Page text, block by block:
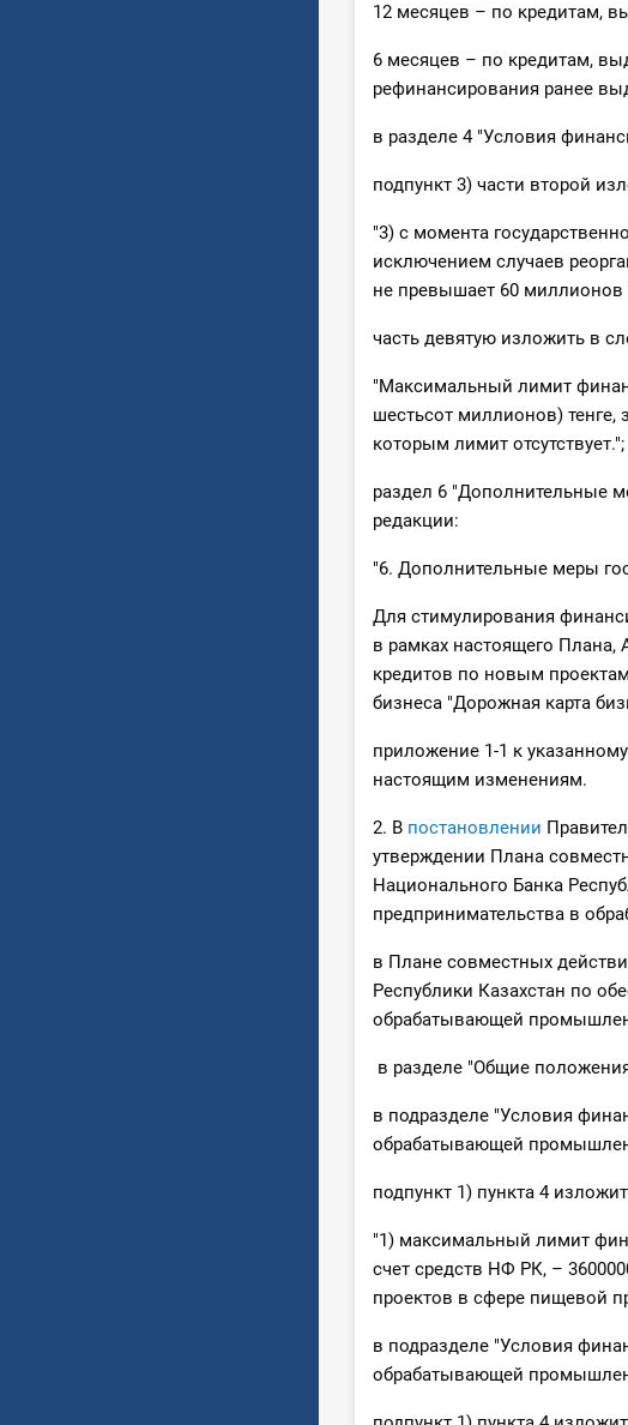
12 месяцев – по кредитам,
6 месяцев – по кредитам,
рефинансирования ранее
в разделе 4 "Условия
подпункт 3) части второй
"3) с момента
исключением случаев
не превышает 60 миллионов
часть девятую изложить в
"Максимальный лимит
шестьсот миллионов)
которым лимит отсутствует.";
раздел 6 "Дополнительные
редакции:
"6. Дополнительные меры
Для стимулирования
в рамках настоящего
кредитов по новым
бизнеса "Дорожная карта
приложение 1-1 к
настоящим изменениям.
2. В постановлении
утверждении Плана
Национального Банка
предпринимательства в
в Плане совместных
Республики Казахстан по
обрабатывающей
в разделе "Общие
в подразделе "Условия
обрабатывающей
подпункт 1) пункта 4
"1) максимальный лимит
счет средств НФ РК, –
проектов в сфере пищевой
в подразделе "Условия
обрабатывающей